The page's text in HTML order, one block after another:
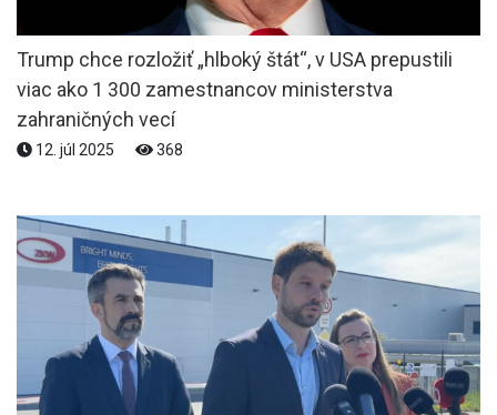
Trump chce rozložiť „hlboký štát“, v USA prepustili
viac ako 1 300 zamestnancov ministerstva
zahraničných vecí
12. júl 2025 368